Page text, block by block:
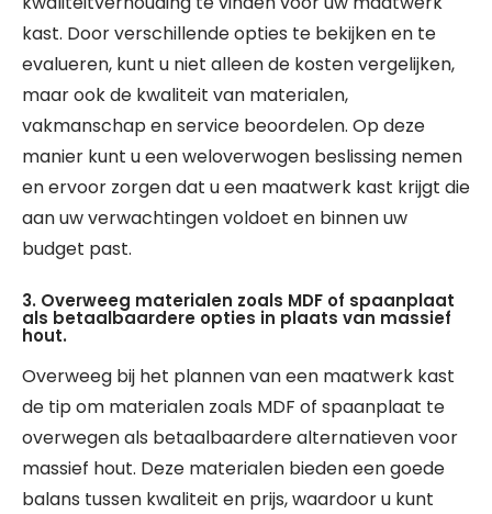
kast. Door verschillende opties te bekijken en te
evalueren, kunt u niet alleen de kosten vergelijken,
maar ook de kwaliteit van materialen,
vakmanschap en service beoordelen. Op deze
manier kunt u een weloverwogen beslissing nemen
en ervoor zorgen dat u een maatwerk kast krijgt die
aan uw verwachtingen voldoet en binnen uw
budget past.
3. Overweeg materialen zoals MDF of spaanplaat
als betaalbaardere opties in plaats van massief
hout.
Overweeg bij het plannen van een maatwerk kast
de tip om materialen zoals MDF of spaanplaat te
overwegen als betaalbaardere alternatieven voor
massief hout. Deze materialen bieden een goede
balans tussen kwaliteit en prijs, waardoor u kunt